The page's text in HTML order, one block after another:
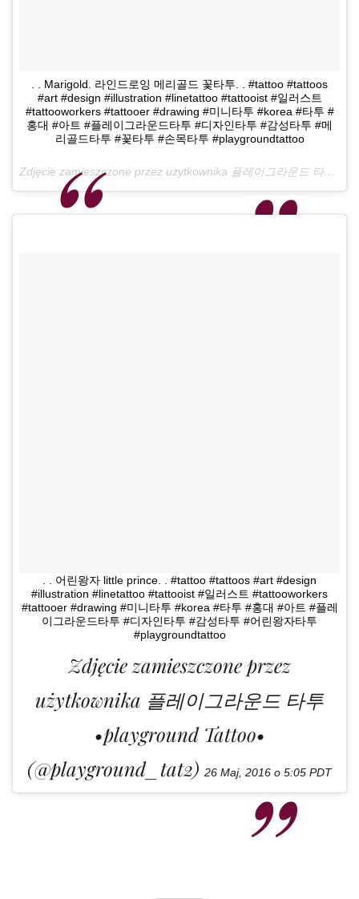
. . Marigold. 라인드로잉 메리골드 꽃타투. . #tattoo #tattoos
#art #design #illustration #linetattoo #tattooist #일러스트
#tattooworkers #tattooer #drawing #미니타투 #korea #타투 #
홍대 #아트 #플레이그라운드타투 #디자인타투 #감성타투 #메
리골드타투 #꽃타투 #손목타투 #playgroundtattoo
Zdjęcie zamieszczone przez użytkownika 플레이그라운드 타투 •playground Tattoo• (@playground_tat2)
. . 어린왕자 little prince. . #tattoo #tattoos #art #design
#illustration #linetattoo #tattooist #일러스트 #tattooworkers
#tattooer #drawing #미니타투 #korea #타투 #홍대 #아트 #플레
이그라운드타투 #디자인타투 #감성타투 #어린왕자타투
#playgroundtattoo
Zdjęcie zamieszczone przez
użytkownika 플레이그라운드 타투
•playground Tattoo•
(@playground_tat2) 26 Maj, 2016 o 5:05 PDT